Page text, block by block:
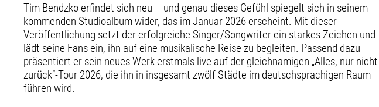
Tim Bendzko erfindet sich neu – und genau dieses Gefühl spiegelt sich in seinem
kommenden Studioalbum wider, das im Januar 2026 erscheint. Mit dieser
Veröffentlichung setzt der erfolgreiche Singer/Songwriter ein starkes Zeichen und
lädt seine Fans ein, ihn auf eine musikalische Reise zu begleiten. Passend dazu
präsentiert er sein neues Werk erstmals live auf der gleichnamigen „Alles, nur nicht
zurück“-Tour 2026, die ihn in insgesamt zwölf Städte im deutschsprachigen Raum
führen wird.